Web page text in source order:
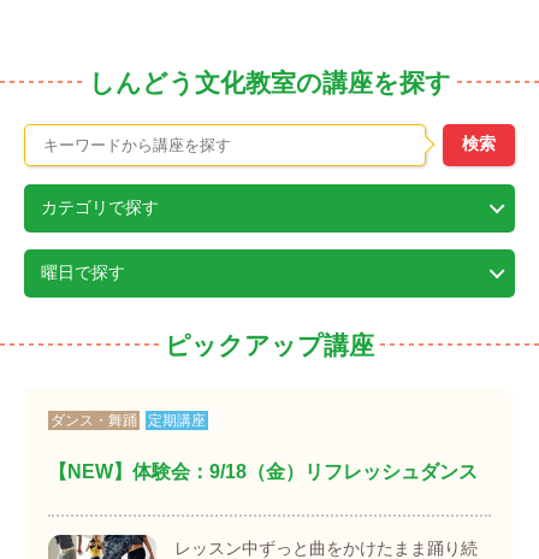
しんどう文化教室の講座を探す
カテゴリで探す
曜日で探す
ピックアップ講座
ダンス・舞踊 定期講座
【NEW】体験会：9/18（金）リフレッシュダンス
レッスン中ずっと曲をかけたまま踊り続